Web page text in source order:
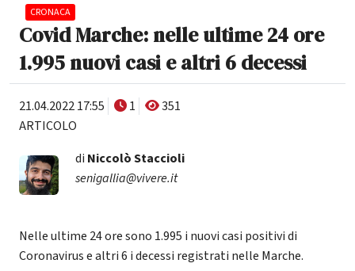
CRONACA
Covid Marche: nelle ultime 24 ore
1.995 nuovi casi e altri 6 decessi
21.04.2022 17:55 1
351
ARTICOLO
di Niccolò Staccioli
senigallia@vivere.it
Nelle ultime 24 ore sono 1.995 i nuovi casi positivi di
Coronavirus e altri 6 i decessi registrati nelle Marche.